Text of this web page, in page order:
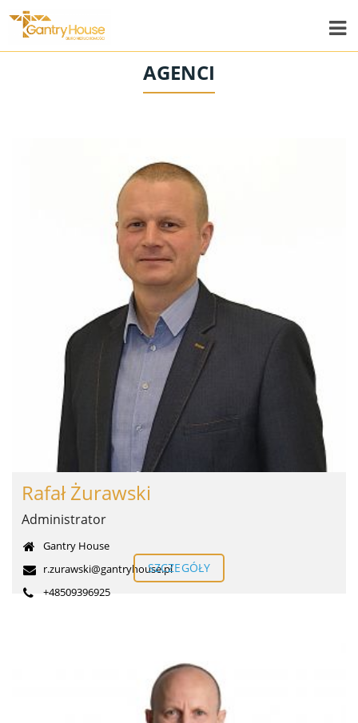
AGENCI
Rafał Żurawski
Administrator
Gantry House
r.zurawski@gantryhouse.pl
+48509396925
SZCZEGÓŁY